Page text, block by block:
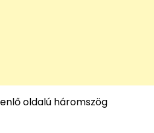
oldalú háromszög